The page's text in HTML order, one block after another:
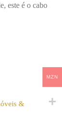
este é o cabo
&
MZN